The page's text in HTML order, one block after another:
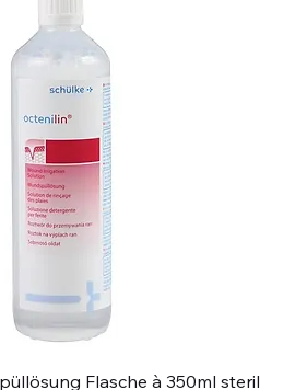
Flasche à 350ml steril